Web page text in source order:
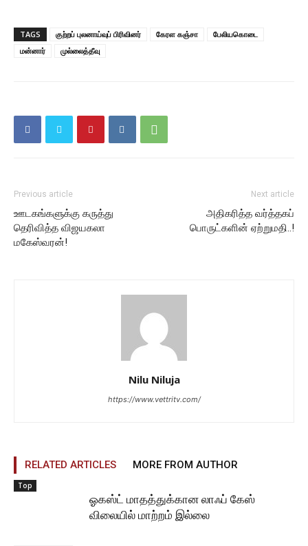
TAGS குற்றப் புலனாய்வுப் பிரிவினர் கேரள கஞ்சா
பேலியகொடை
மன்னார்
முல்லைத்தீவு
Previous article
ஊடகங்களுக்கு கருத்து
தெரிவித்த விஜயகலா
மகேஸ்வரன்!
Next article
அதிகரித்த வர்த்தகப்
பொருட்களின் ஏற்றுமதி..!
Nilu Niluja
https://www.vettritv.com/
RELATED ARTICLES MORE FROM AUTHOR
Top
ஓகஸ்ட் மாதத்துக்கான லாஃப் கேஸ்
விலையில் மாற்றம் இல்லை